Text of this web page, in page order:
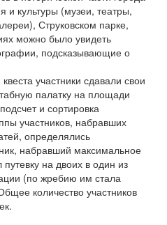
и культуры (музеи, театры,
Струковском парке,
можно было увидеть
подсказывающие о
участники сдавали свои
палатку на площади
и сортировка
участников, набравших
определялись
набравший максимальное
на двоих в один из
(по жребию им стала
количество участников